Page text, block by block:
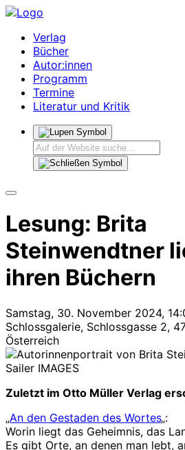
Verlag
Bücher
Autor:innen
Programm
Termine
Literatur und Kritik
Lesung: Brita
Steinwendtner
ihren Büchern
Samstag, 30. November 2024,
Schlossgalerie, Schlossgasse 2,
Österreich
Sailer IMAGES
Zuletzt im Otto Müller Verlag
„An den Gestaden des Wortes„:
Worin liegt das Geheimnis, das
Es gibt Orte, an denen man lebt,